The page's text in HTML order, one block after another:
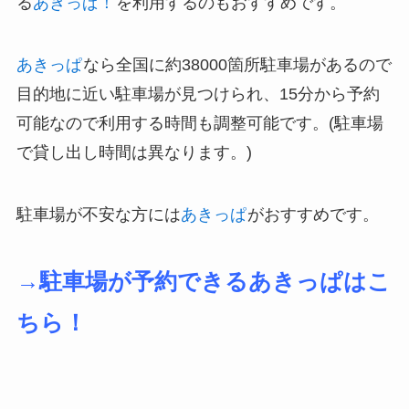
あきっぱなら全国に約38000箇所駐車場があるので
目的地に近い駐車場が見つけられ、15分から予約
可能なので利用する時間も調整可能です。(駐車場
で貸し出し時間は異なります。)
駐車場が不安な方にはあきっぱがおすすめです。
→駐車場が予約できるあきっぱはこ
ちら！